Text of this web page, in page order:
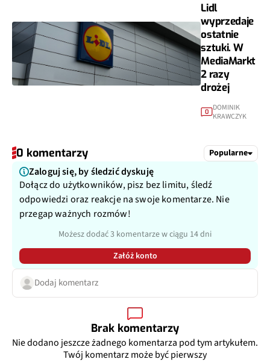
Lidl
wyprzedaje
ostatnie
sztuki. W
MediaMarkt
2 razy
drożej
0
DOMINIK
KRAWCZYK
0 komentarzy Popularne
Zaloguj się, by śledzić dyskuję
Dołącz do użytkowników, pisz bez limitu, śledź
odpowiedzi oraz reakcje na swoje komentarze. Nie
przegap ważnych rozmów!
Możesz dodać 3 komentarze w ciągu 14 dni
Załóż konto
Dodaj komentarz
Brak komentarzy
Nie dodano jeszcze żadnego komentarza pod tym artykułem.
Twój komentarz może być pierwszy